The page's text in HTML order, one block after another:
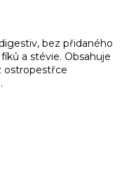
bez přidaného
a stévie. Obsahuje
ostropestřce